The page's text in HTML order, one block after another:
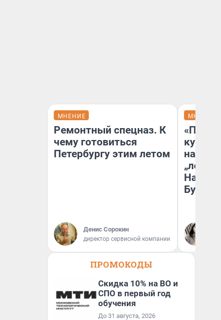
МНЕНИЕ
Ремонтный спецназ. К
чему готовиться
Петербургу этим летом
Денис Сорокин
директор сервисной компании
МНЕНИЕ
«Пласт
На
ПРОМОКОДЫ
Скидка 10% на ВО и
СПО в первый год
обучения
До 31 августа, 2026